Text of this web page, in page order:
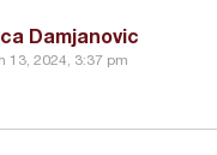
Damjanovic
13, 2024, 3:37 pm